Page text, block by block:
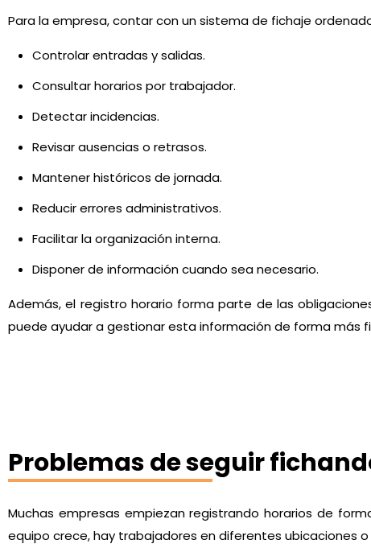
Para la empresa, contar con un sistema de fichaje
Controlar entradas y salidas.
Consultar horarios por trabajador.
Detectar incidencias.
Revisar ausencias o retrasos.
Mantener históricos de jornada.
Reducir errores administrativos.
Facilitar la organización interna.
Disponer de información cuando sea necesario.
Además, el registro horario forma parte de las
puede ayudar a gestionar esta información de forma más
Problemas de seguir
Muchas empresas empiezan registrando horarios de
equipo crece, hay trabajadores en diferentes ubicaciones